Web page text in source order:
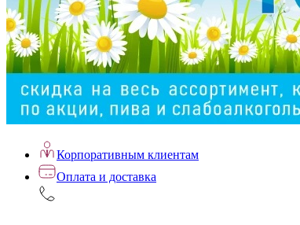
Корпоративным клиентам
Оплата и доставка